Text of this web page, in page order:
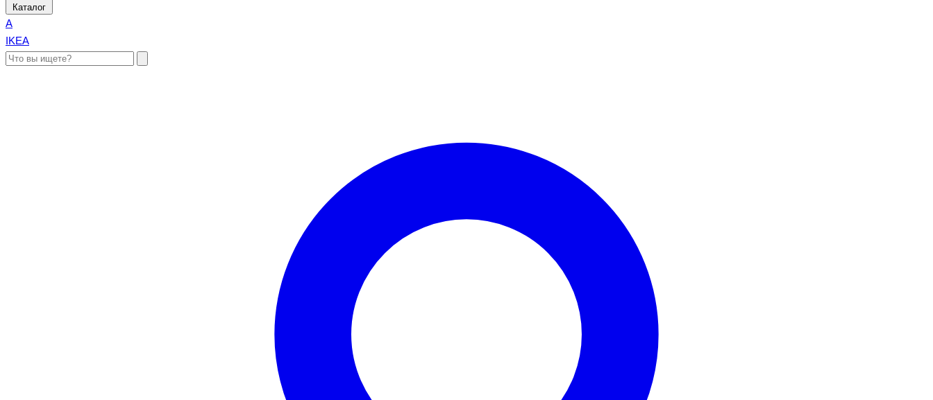
Каталог
A
IKEA